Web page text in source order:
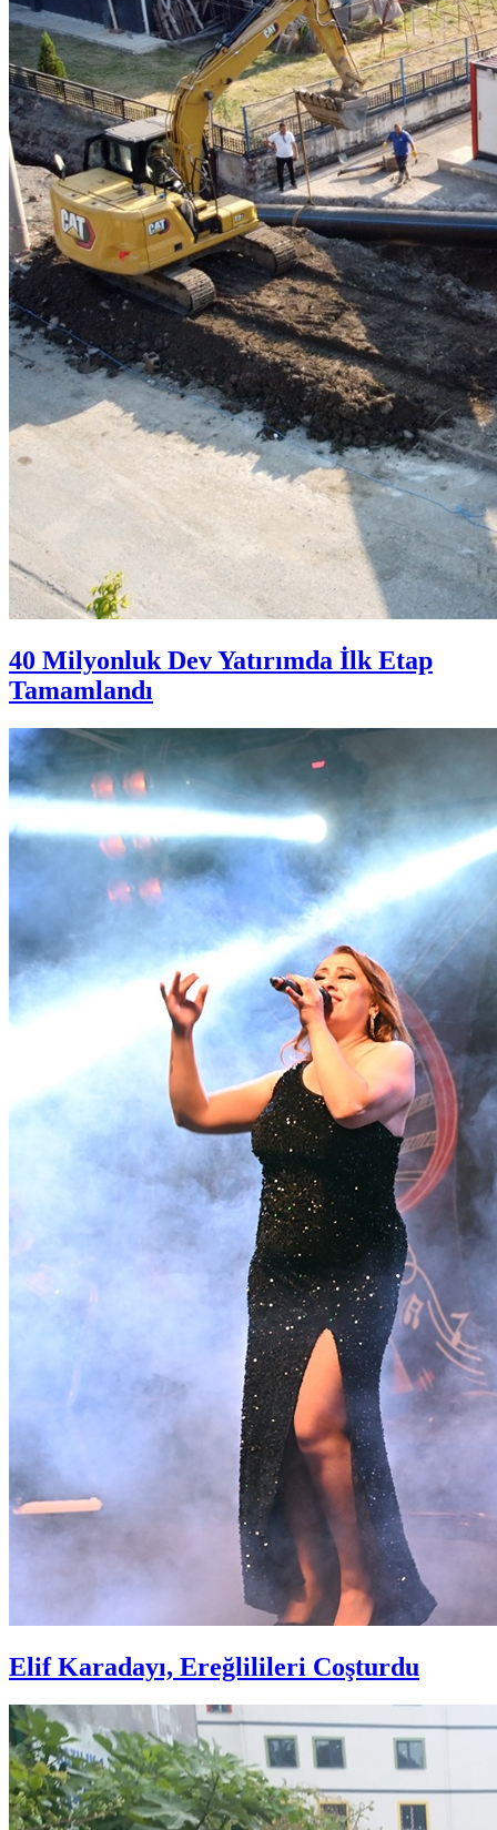
40 Milyonluk Dev Yatırımda İlk Etap
Tamamlandı
Elif Karadayı, Ereğlilileri Coşturdu